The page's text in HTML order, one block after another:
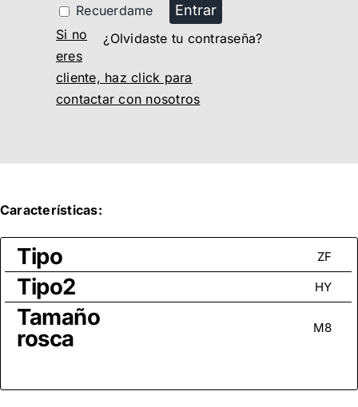
Recuerdame Entrar
¿Olvidaste tu contraseña?
Si no
eres
cliente, haz click para
contactar con nosotros
Características:
Tipo ZF
Tipo2 HY
Tamaño
rosca M8